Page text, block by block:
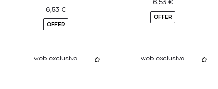
6,53 €
OFFER
6,53 €
OFFER
web exclusive web exclusive